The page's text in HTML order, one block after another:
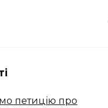
петицію про